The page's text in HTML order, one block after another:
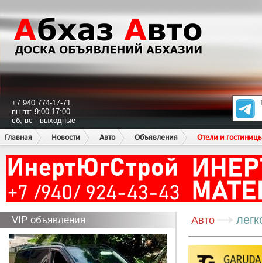
+7 940 774-17-71
пн-пт: 9:00-17:00
сб, вс - выходные
Главная
Новости Авто Объявления Отели и
VIP объявления Авто